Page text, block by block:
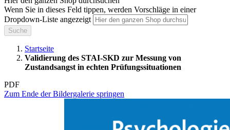
Wenn Sie in dieses Feld tippen, werden Vorschläge in einer
Dropdown-Liste angezeigt
Suche
Startseite
Validierung des STAI-SKD zur Messung von
Zustandsangst in echten Prüfungssituationen
PDF
Zum Ende der Bildergalerie springen